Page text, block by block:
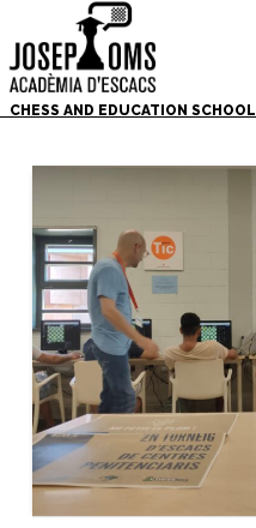
CHESS AND EDUCATION SCHOOL